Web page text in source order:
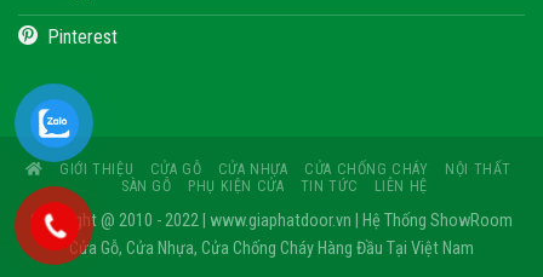
Pinterest
GIỚI THIỆU CỬA GỖ CỬA NHỰA CỬA CHỐNG CHÁY
NỘI THẤT
SÀN GỖ
PHỤ KIỆN CỬA TIN TỨC LIÊN HỆ
Copyright @ 2010 - 2022 | www.giaphatdoor.vn | Hệ Thống ShowRoom
Cửa Gỗ, Cửa Nhựa, Cửa Chống Cháy Hàng Đầu Tại Việt Nam